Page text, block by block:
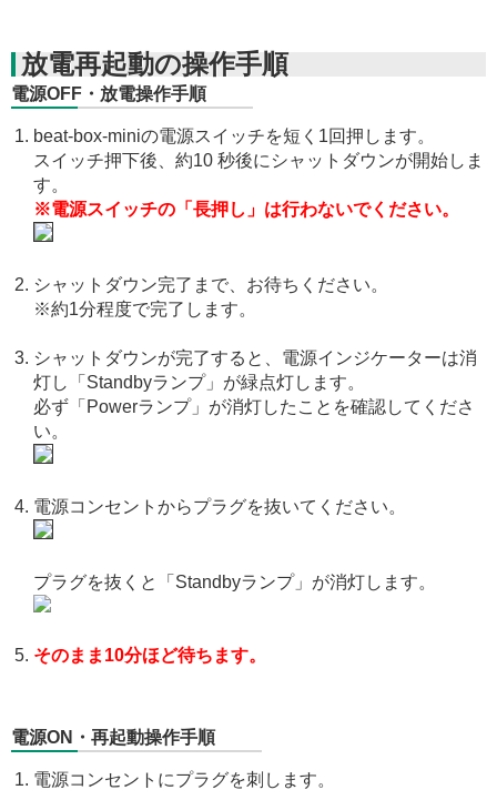
放電再起動の操作手順
電源OFF・放電操作手順
beat-box-miniの電源スイッチを短く1回押します。
スイッチ押下後、約10 秒後にシャットダウンが開始しま
す。
※電源スイッチの「長押し」は行わないでください。
シャットダウン完了まで、お待ちください。
※約1分程度で完了します。
シャットダウンが完了すると、電源インジケーターは消
灯し「Standbyランプ」が緑点灯します。
必ず「Powerランプ」が消灯したことを確認してくださ
い。
電源コンセントからプラグを抜いてください。
プラグを抜くと「Standbyランプ」が消灯します。
そのまま10分ほど待ちます。
電源ON・再起動操作手順
電源コンセントにプラグを刺します。